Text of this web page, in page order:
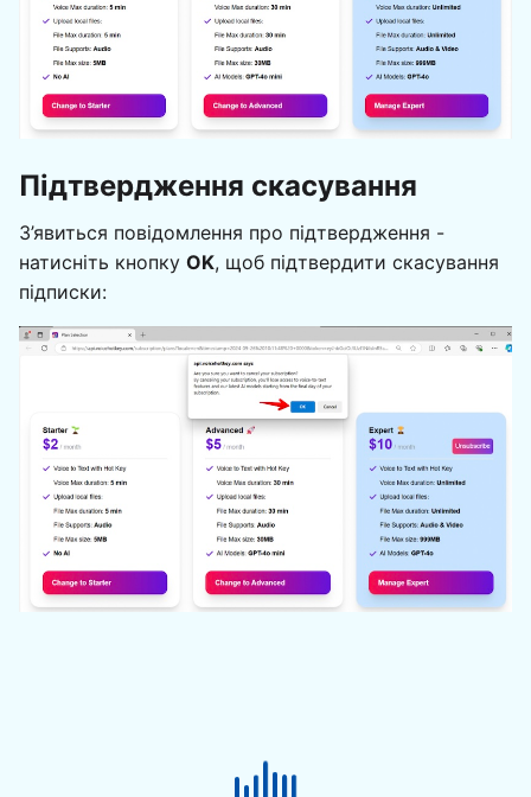
Підтвердження скасування
З’явиться повідомлення про підтвердження -
натисніть кнопку OK, щоб підтвердити скасування
підписки: